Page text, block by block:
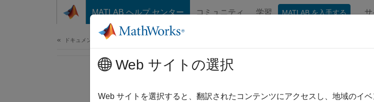
コンテンツへスキップ
MATLAB ヘルプ センター コミュニティ 学習 MATLAB を入手する
ドキュメンテーションのホーム
Web サイトの選択
Web サイトを選択すると、翻訳されたコンテンツにアクセスし、地域のイ